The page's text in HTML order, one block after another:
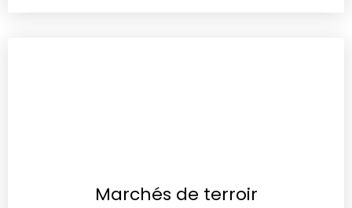
Marchés de terroir